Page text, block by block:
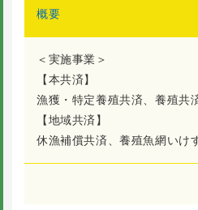
概要
＜実施事業＞
【本共済】
漁獲・特定養殖共済、養殖共
【地域共済】
休漁補償共済、養殖魚網いけ